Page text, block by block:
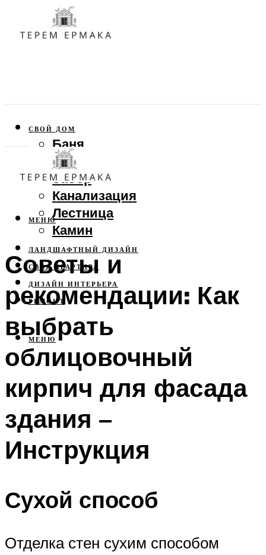
СВОЙ ДОМ
Баня
Веранда
Забор
Канализация
Лестница
Камин
ЛАНДШАФТНЫЙ ДИЗАЙН
СВОЯ КВАРТИРА
ДИЗАЙН ИНТЕРЬЕРА
РЕМОНТ
МЕНЮ
МЕНЮ
Советы и
рекомендации: Как
выбрать
облицовочный
кирпич для фасада
здания –
Инструкция
Сухой способ
Отделка стен сухим способом